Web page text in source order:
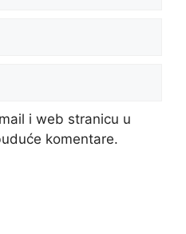
i web stranicu u
komentare.